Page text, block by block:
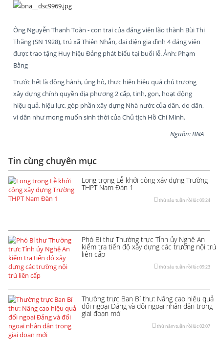
Ông Nguyễn Thanh Toàn - con trai của đảng viên lão thành Bùi Thị
Thắng (SN 1928), trú xã Thiên Nhẫn, đại diện gia đình 4 đảng viên
được trao tặng Huy hiệu Đảng phát biểu tại buổi lễ. Ảnh: Phạm
Bằng
Trước hết là đồng hành, ủng hộ, thực hiện hiệu quả chủ trương
xây dựng chính quyền địa phương 2 cấp, tinh, gọn, hoạt động
hiệu quả, hiệu lực, góp phần xây dựng Nhà nước của dân, do dân,
vì dân như mong muốn sinh thời của Chủ tịch Hồ Chí Minh.
Nguồn: BNA
Tin cùng chuyên mục
Long trọng Lễ khởi công xây dựng Trường
THPT Nam Đàn 1
thứ sáu tuần rồi lúc 09:24
Phó Bí thư Thường trực Tỉnh ủy Nghệ An
kiểm tra tiến độ xây dựng các trường nội trú
liên cấp
thứ sáu tuần rồi lúc 09:23
Thường trực Ban Bí thư: Nâng cao hiệu quả
đối ngoại Đảng và đối ngoại nhân dân trong
giai đoạn mới
thứ năm tuần rồi lúc 02:07